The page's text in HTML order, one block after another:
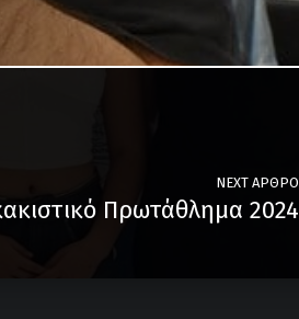
NEXT ΆΡΘΡΟ
Πρωτάθλημα 2024